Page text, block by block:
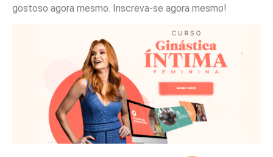
gostoso agora mesmo. Inscreva-se agora mesmo!